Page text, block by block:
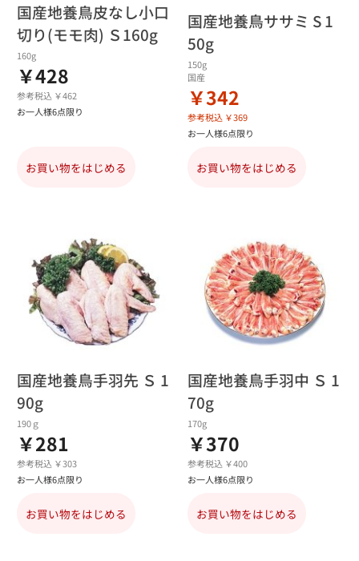
国産地養鳥皮なし小口
切り(モモ肉) Ｓ160g
160g
￥428
参考税込 ￥462
お一人様6点限り
お買い物をはじめる
国産地養鳥ササミ S 1
50g
150g
国産
￥342
参考税込 ￥369
お一人様6点限り
お買い物をはじめる
国産地養鳥手羽先 Ｓ 1
90g
190ｇ
￥281
参考税込 ￥303
お一人様6点限り
お買い物をはじめる
国産地養鳥手羽中 Ｓ 1
70g
170g
￥370
参考税込 ￥400
お一人様6点限り
お買い物をはじめる